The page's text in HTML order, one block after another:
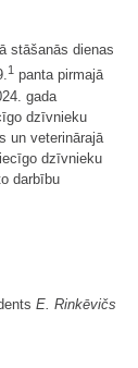
stāšanās dienas
1 panta pirmajā
gada
dzīvnieku
un veterinārajā
dzīvnieku
darbību
E. Rinkēvičs